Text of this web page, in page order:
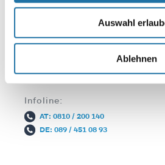
Auswahl
Ablehnen
Infoline:
AT: 0810 / 200 140
DE: 089 / 451 08 93